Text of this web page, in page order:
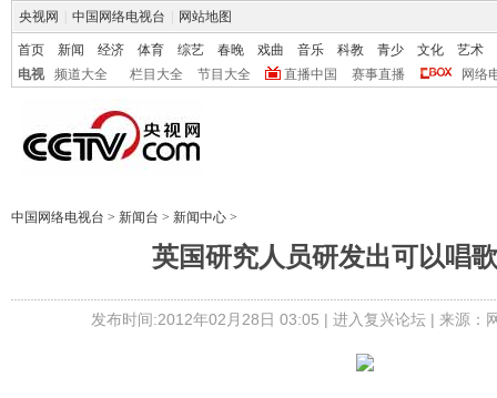
央视网 中国网络电视台 网站地图
首页 新闻 经济 体育 综艺 春晚 戏曲 音乐 科教 青少 文化
艺术
电视
频道大全 栏目大全 节目大全 直播中国 赛事直播 网络
中国网络电视台 > 新闻台 > 新闻中心 >
英国研究人员研发出可以唱
发布时间:2012年02月28日 03:05 | 进入复兴论坛| 来源：